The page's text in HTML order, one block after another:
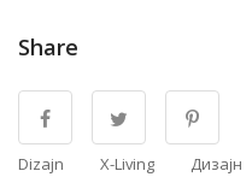
Share
Dizajn X-Living Дизајн